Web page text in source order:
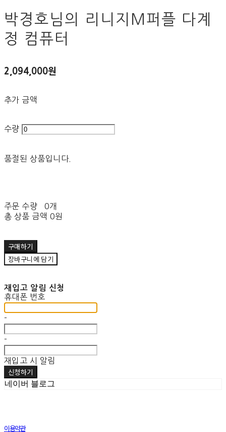
박경호님의 리니지M퍼플 다계
정 컴퓨터
2,094,000원
추가 금액
수량
품절된 상품입니다.
주문 수량
0개
총 상품 금액 0원
구매하기
장바구니에 담기
재입고 알림 신청
휴대폰 번호
-
-
재입고 시 알림
신청하기
네이버 블로그
이용약관